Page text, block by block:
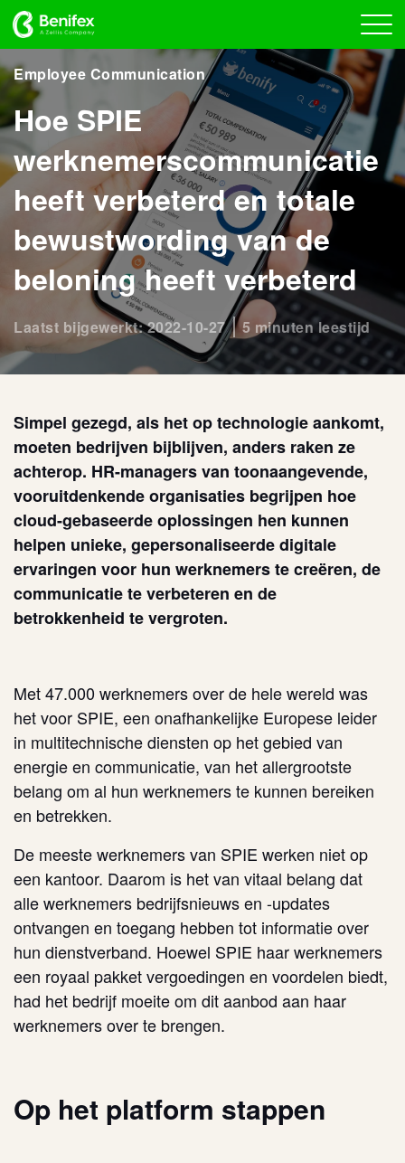
Employee Communication
Hoe SPIE
werknemerscommunicatie
heeft verbeterd en totale
bewustwording van de
beloning heeft verbeterd
Laatst bijgewerkt: 2022-10-27 5 minuten leestijd
Simpel gezegd, als het op technologie aankomt,
moeten bedrijven bijblijven, anders raken ze
achterop. HR-managers van toonaangevende,
vooruitdenkende organisaties begrijpen hoe
cloud-gebaseerde oplossingen hen kunnen
helpen unieke, gepersonaliseerde digitale
ervaringen voor hun werknemers te creëren, de
communicatie te verbeteren en de
betrokkenheid te vergroten.
Met 47.000 werknemers over de hele wereld was
het voor SPIE, een onafhankelijke Europese leider
in multitechnische diensten op het gebied van
energie en communicatie, van het allergrootste
belang om al hun werknemers te kunnen bereiken
en betrekken.
De meeste werknemers van SPIE werken niet op
een kantoor. Daarom is het van vitaal belang dat
alle werknemers bedrijfsnieuws en -updates
ontvangen en toegang hebben tot informatie over
hun dienstverband. Hoewel SPIE haar werknemers
een royaal pakket vergoedingen en voordelen biedt,
had het bedrijf moeite om dit aanbod aan haar
werknemers over te brengen.
Op het platform stappen